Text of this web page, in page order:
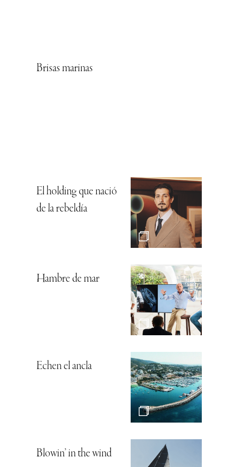
Brisas marinas
El holding que nació
de la rebeldía
Hambre de mar
Echen el ancla
Blowin’ in the wind